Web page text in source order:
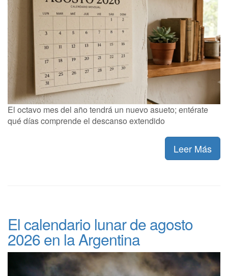
El octavo mes del año tendrá un nuevo asueto; entérate
qué días comprende el descanso extendido
Leer Más
El calendario lunar de agosto
2026 en la Argentina